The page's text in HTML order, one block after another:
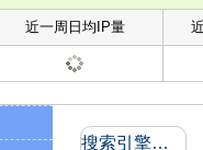
近一周日均IP量
搜索引擎收录和反向链接